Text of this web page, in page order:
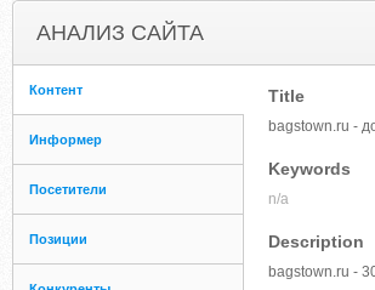
АНАЛИЗ САЙТА
Контент
Информер
Посетители
Позиции
Title
bagstown.ru -
Keywords
n/a
Description
bagstown.ru -